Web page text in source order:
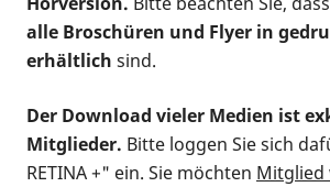
alle Broschüren und Flyer in
erhältlich sind.
Der Download vieler Medien ist
Mitglieder. Bitte loggen Sie sich
RETINA +" ein. Sie möchten Mitglied